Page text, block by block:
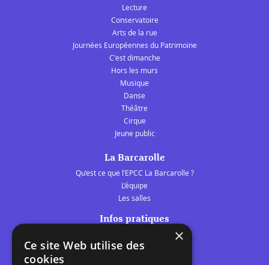
Lecture
Conservatoire
Arts de la rue
Journées Européennes du Patrimoine
C'est dimanche
Hors les murs
Musique
Danse
Théâtre
Cirque
Jeune public
La Barcarolle
Qu’est ce que l’EPCC La Barcarolle ?
L’équipe
Les salles
Infos pratiques
Les belles scènes audomaroises
×
Ce site Web utilise des
cookies